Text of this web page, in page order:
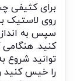
برای کثیفی
روی لاستیک
سپس به
کنید.
توانید
را خیس کنید